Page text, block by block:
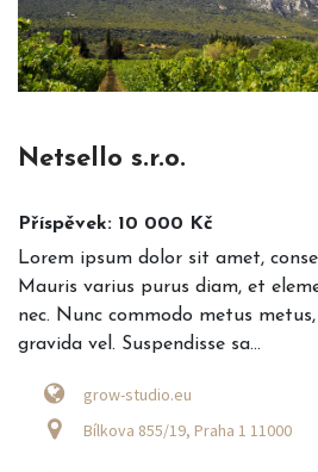
Netsello s.r.o.
Příspěvek: 10 000 Kč
Lorem ipsum dolor sit amet,
Mauris varius purus diam, et
nec. Nunc commodo metus
gravida vel. Suspendisse sa...
grow-studio.eu
Bílkova 855/19, Praha 1 11000